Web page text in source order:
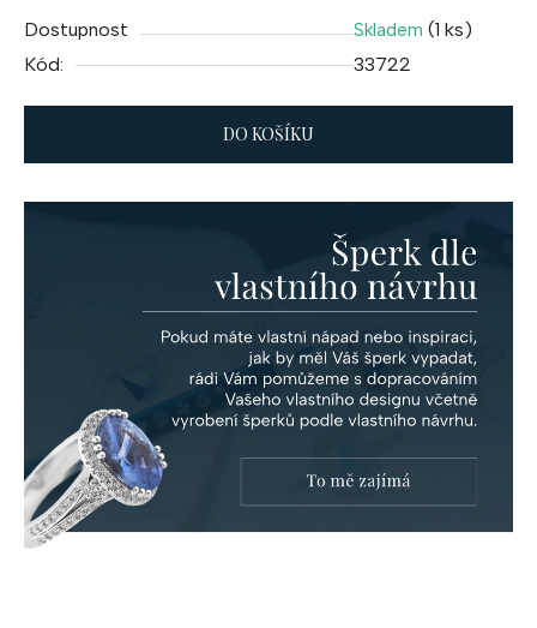
Dostupnost Skladem (1 ks)
Kód:
33722
DO KOŠÍKU